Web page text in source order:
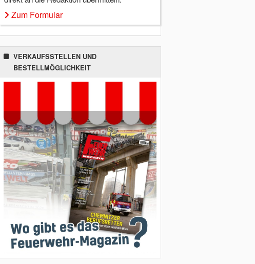
Zum Formular
VERKAUFSSTELLEN UND
BESTELLMÖGLICHKEIT